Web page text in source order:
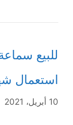
استعمال
10 أبريل، 2021